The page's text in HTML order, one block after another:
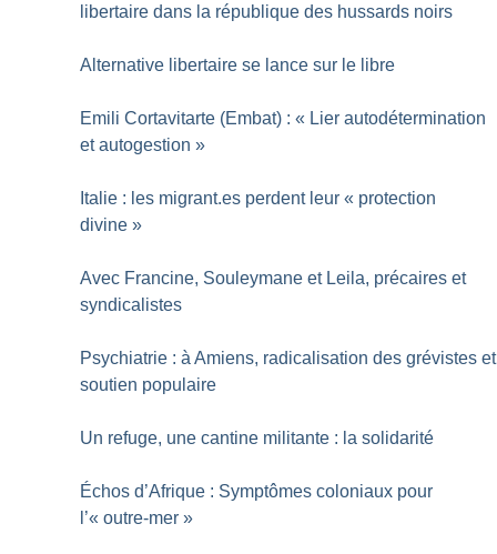
libertaire dans la république des hussards noirs
Alternative libertaire se lance sur le libre
Emili Cortavitarte (Embat) : « Lier autodétermination
et autogestion »
Italie : les migrant.es perdent leur « protection
divine »
Avec Francine, Souleymane et Leila, précaires et
syndicalistes
Psychiatrie : à Amiens, radicalisation des grévistes et
soutien populaire
Un refuge, une cantine militante : la solidarité
Échos d’Afrique : Symptômes coloniaux pour
l’« outre-mer »